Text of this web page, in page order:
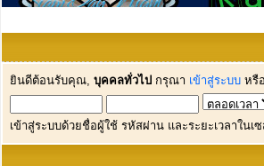
ยินดีต้อนรับคุณ, บุคคลทั่วไป กรุณา เข้าสู่ระบบ หรือ
เข้าสู่ระบบด้วยชื่อผู้ใช้ รหัสผ่าน และระยะเวลาในเ